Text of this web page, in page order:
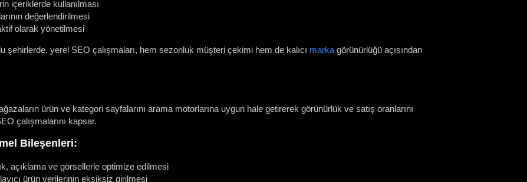
içeriklerde kullanılması
değerlendirilmesi
olarak yönetilmesi
şehirlerde, yerel SEO çalışmaları, hem sezonluk müşteri çekimi hem de kalıcı markagörünürlüğü açısından
ürün ve kategori sayfalarını arama motorlarına uygun hale getirerek görünürlük ve satış oranlarını
çalışmalarını kapsar.
Bileşenleri:
açıklama ve görsellerle optimize edilmesi
ürün verilerinin eksiksiz girilmesi